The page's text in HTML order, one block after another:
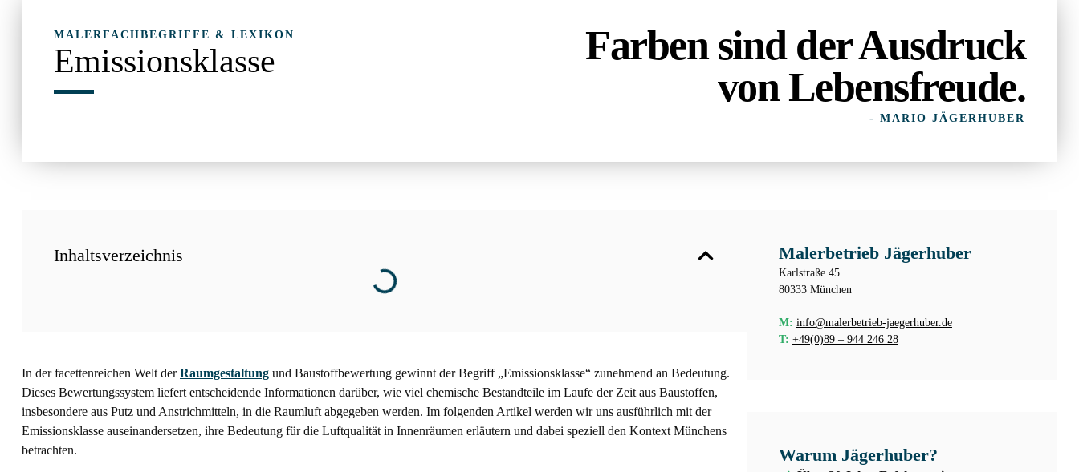
MALERFACHBEGRIFFE & LEXIKON
Emissionsklasse
Farben sind der Ausdruck
von Lebensfreude.
- MARIO JÄGERHUBER
Inhaltsverzeichnis
In der facettenreichen Welt derRaumgestaltung und Baustoffbewertung gewinnt der Begriff „Emissionsklasse“ zunehmend an Bedeutung.
Dieses Bewertungssystem liefert entscheidende Informationen darüber, wie viel chemische Bestandteile im Laufe der Zeit aus Baustoffen,
insbesondere aus Putz und Anstrichmitteln, in die Raumluft abgegeben werden. Im folgenden Artikel werden wir uns ausführlich mit der
Emissionsklasse auseinandersetzen, ihre Bedeutung für die Luftqualität in Innenräumen erläutern und dabei speziell den Kontext Münchens
betrachten.
Malerbetrieb Jägerhuber
Karlstraße 45
80333 München
M: info@malerbetrieb-jaegerhuber.de
T: +49(0)89 – 944 246 28
Warum Jägerhuber?